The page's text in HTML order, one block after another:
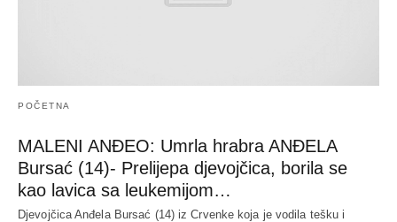
POČETNA
MALENI ANĐEO: Umrla hrabra ANĐELA
Bursać (14)- Prelijepa djevojčica, borila se
kao lavica sa leukemijom…
Djevojčica Anđela Bursać (14) iz Crvenke koja je vodila tešku i